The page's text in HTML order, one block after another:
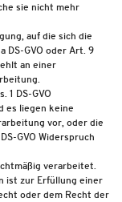
sie nicht mehr
auf die sich die
DS-GVO oder Art. 9
an einer
1 DS-GVO
es liegen keine
vor, oder die
GVO Widerspruch
verarbeitet.
ist zur Erfüllung einer
oder dem Recht der